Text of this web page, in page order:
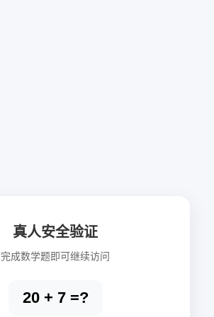
真人安全验证
完成数学题即可继续访问
20 + 7 =?